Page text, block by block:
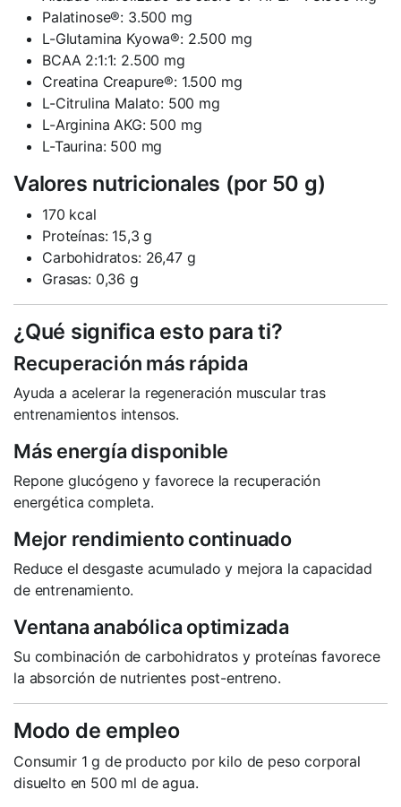
Palatinose®: 3.500 mg
L-Glutamina Kyowa®: 2.500 mg
BCAA 2:1:1: 2.500 mg
Creatina Creapure®: 1.500 mg
L-Citrulina Malato: 500 mg
L-Arginina AKG: 500 mg
L-Taurina: 500 mg
Valores nutricionales (por 50 g)
170 kcal
Proteínas: 15,3 g
Carbohidratos: 26,47 g
Grasas: 0,36 g
¿Qué significa esto para ti?
Recuperación más rápida
Ayuda a acelerar la regeneración muscular tras
entrenamientos intensos.
Más energía disponible
Repone glucógeno y favorece la recuperación
energética completa.
Mejor rendimiento continuado
Reduce el desgaste acumulado y mejora la capacidad
de entrenamiento.
Ventana anabólica optimizada
Su combinación de carbohidratos y proteínas favorece
la absorción de nutrientes post-entreno.
Modo de empleo
Consumir 1 g de producto por kilo de peso corporal
disuelto en 500 ml de agua.